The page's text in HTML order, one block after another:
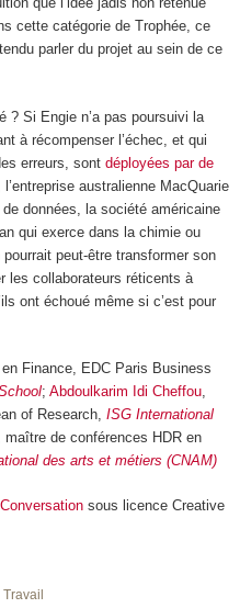
cette catégorie de Trophée, ce
parler du projet au sein de ce
? Si Engie n’a pas poursuivi la
à récompenser l’échec, et qui
erreurs, sont déployées par de
australienne MacQuarie
données, la société américaine
qui exerce dans la chimie ou
peut-être transformer son
les collaborateurs réticents à
ont échoué même si c’est pour
Finance, EDC Paris Business
; Abdoulkarim Idi Cheffou,
of Research, ISG International
maître de conférences HDR en
des arts et métiers (CNAM)
sous licence Creative
| Travail